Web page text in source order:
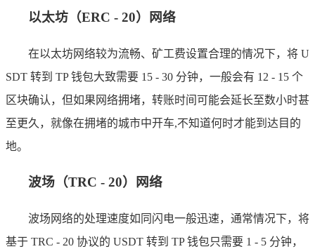
以太坊（ERC - 20）网络
在以太坊网络较为流畅、矿工费设置合理的情况下，将 U
SDT 转到 TP 钱包大致需要 15 - 30 分钟，一般会有 12 - 15 个
区块确认，但如果网络拥堵，转账时间可能会延长至数小时甚
至更久，就像在拥堵的城市中开车,不知道何时才能到达目的
地。
波场（TRC - 20）网络
波场网络的处理速度如同闪电一般迅速，通常情况下，将
基于 TRC - 20 协议的 USDT 转到 TP 钱包只需要 1 - 5 分钟，